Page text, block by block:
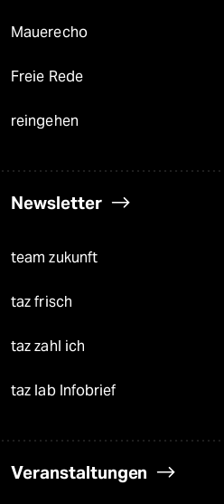
Mauerecho
Freie Rede
reingehen
Newsletter
team zukunft
taz frisch
taz zahl ich
taz lab Infobrief
Veranstaltungen